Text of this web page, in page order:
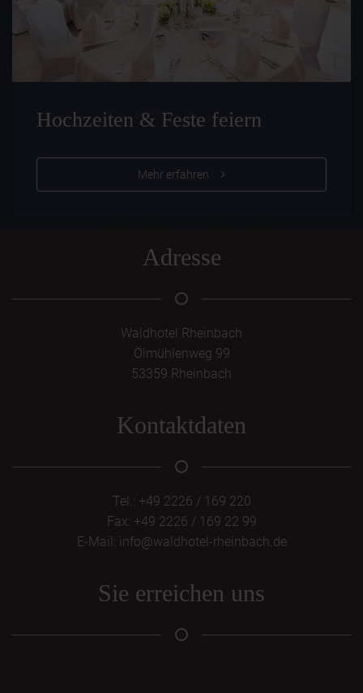
Hochzeiten & Feste feiern
Mehr erfahren
Adresse
Waldhotel Rheinbach
Ölmühlenweg 99
53359 Rheinbach
Kontaktdaten
Tel.: +49 2226 / 169 220
Fax: +49 2226 / 169 22 99
E-Mail: info@waldhotel-rheinbach.de
Sie erreichen uns